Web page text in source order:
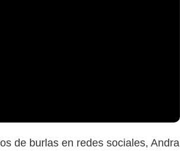
de burlas en redes sociales, Andra